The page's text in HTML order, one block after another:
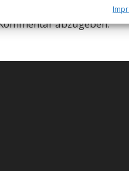
abzugeben.